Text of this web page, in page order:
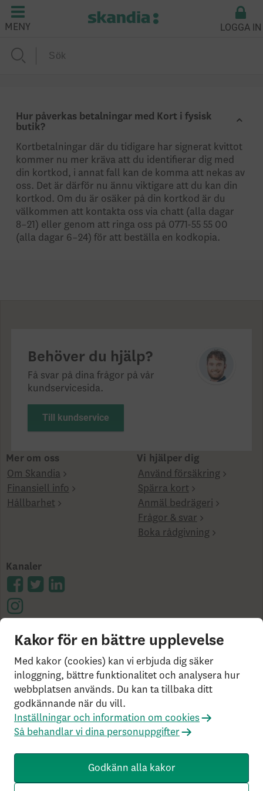
MENY LOGGA IN
Hur påverkas betalningar med Kort i fysisk
butik?
Kortbetalningar där du tidigare har signerat kvittot
kommer nu mer kräva att du identifierar dig med
din kortkod, i annat fall kan de komma att nekas av
oss. Det är därför nu ännu viktigare att du kan din
kortkod. Om du är osäker på din kortkod är du
välkommen att kontakta oss via chatt (alla dagar
8–21) eller genom att ringa oss på 0771-55 55 00
(alla dagar 6–24) för att beställa en kodkopia.
Behöver du hjälp?
Få svar på dina frågor på vår
kundservicesida.
Till kundservice
Mer om oss
Om Skandia
Finansiell info
Hållbarhet
Vi hjälper dig
Använd försäkring
Spärra kort
Anmäl bedrägeri
Frågor & svar
Boka rådgivning
Kanaler
Cookies på skandia.se
Tillgänglighet
Användarvillkor
Ångerrätt och distansavtal
utanför Sverige?
Statlig insättningsgaranti &
investerar­skydd
Så behandlar vi dina personuppgifter
Om Penningtvättslagen
Rekommenderade webbläsare
Livförsäkringsbolaget Skandia, ömsesidigt, 106 55
Stockholm, Tel: 0771-55 55 00, © Skandia
Kakor för en bättre upplevelse
Med kakor (cookies) kan vi erbjuda dig säker
inloggning, bättre funktionalitet och analysera hur
webbplatsen används. Du kan ta tillbaka ditt
godkännande när du vill.
Inställningar och information om cookies
Så behandlar vi dina personuppgifter
Godkänn alla kakor